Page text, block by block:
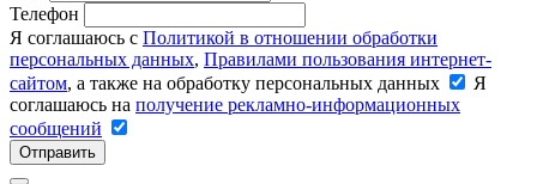
Телефон
Я соглашаюсь с Политикой в отношении обработки
персональных данных, Правилами пользования интернет-
сайтом, а также на обработку персональных данных
Я
соглашаюсь на получение рекламно-информационных
сообщений
Отправить